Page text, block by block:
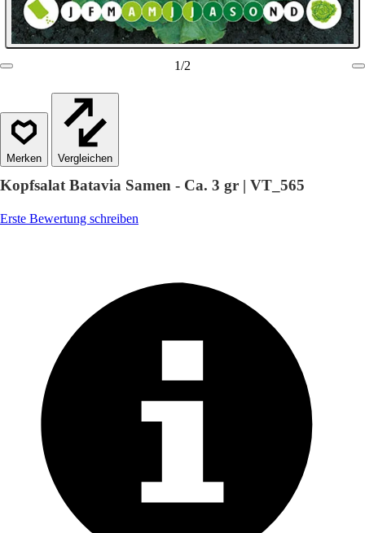
1/2
Vergleichen
Kopfsalat Batavia Samen - Ca. 3 gr | VT_565
Erste Bewertung schreiben